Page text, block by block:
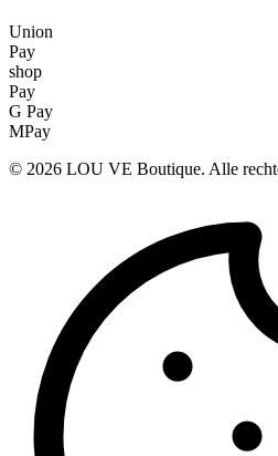
Union
Pay
shop
Pay
G Pay
MPay
© 2026 LOU VE Boutique. Alle